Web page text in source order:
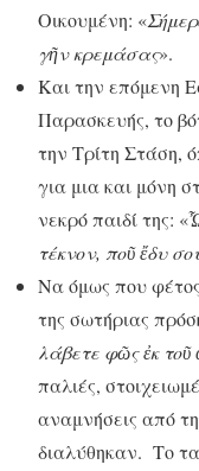
Οικουμένη: «
γῆν κρεμάσας».
Και την επόμενη
Παρασκευής, το
την Τρίτη Στάση,
για μια και μόνη
νεκρό παιδί της: «
τέκνον, ποῦἔδυ
Να όμως που
της σωτήριας
λάβετε φῶςἐκ τοῦ
παλιές,
αναμνήσεις από
διαλύθηκαν. Το